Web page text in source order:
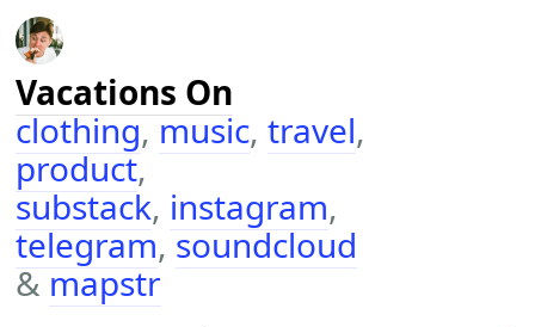
Vacations On
clothing,music,travel,
product,
substack, instagram,
telegram,soundcloud
&mapstr